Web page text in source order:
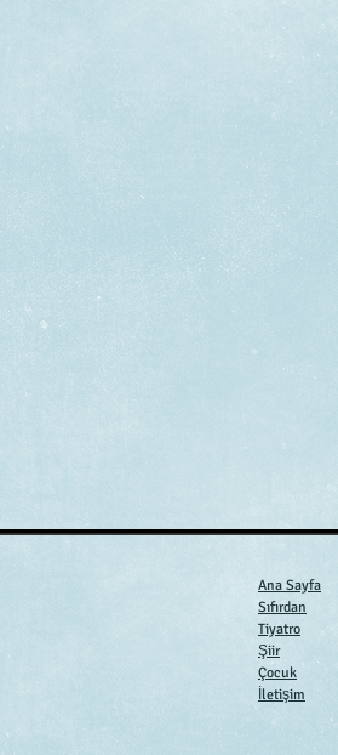
Ana Sayfa
Sıfırdan
Tiyatro
Şiir
Çocuk
İletişim